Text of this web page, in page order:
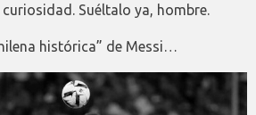
Suéltalo ya, hombre.
histórica” de Messi…